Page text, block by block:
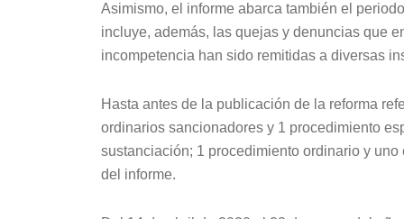
Asimismo, el informe abarca también el
incluye, además, las quejas y denuncias que
incompetencia han sido remitidas a diversas
Hasta antes de la publicación de la reforma
ordinarios sancionadores y 1 procedimiento
sustanciación; 1 procedimiento ordinario y
del informe.